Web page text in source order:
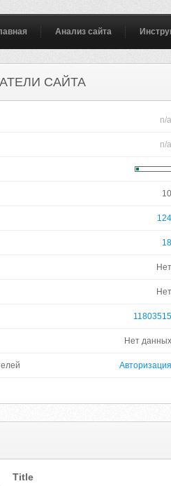
Анализ сайта
САЙТА
n/a
n/a
10
124
18
Нет
Нет
11803515
Нет данных
Авторизация
Title